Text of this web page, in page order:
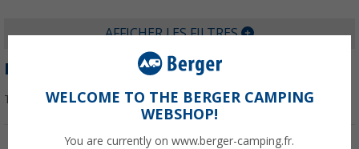
AFFICHER LES FILTRES
HYDRACELL
Trier par :WELCOME TO THE BERGER CAMPING
WEBSHOP!
You are currently on www.berger-camping.fr.